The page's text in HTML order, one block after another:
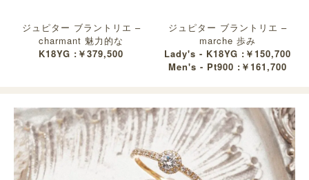
ジュピター ブラントリエ –
charmant 魅力的な
K18YG :￥379,500
ジュピター ブラントリエ –
marche 歩み
Lady's - K18YG :￥150,700
Men's - Pt900 :￥161,700